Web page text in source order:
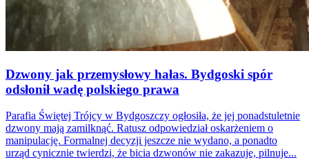
Dzwony jak przemysłowy hałas. Bydgoski spór
odsłonił wadę polskiego prawa
Parafia Świętej Trójcy w Bydgoszczy ogłosiła, że jej ponadstuletnie
dzwony mają zamilknąć. Ratusz odpowiedział oskarżeniem o
manipulację. Formalnej decyzji jeszcze nie wydano, a ponadto
urząd cynicznie twierdzi, że bicia dzwonów nie zakazuje, pilnuje...